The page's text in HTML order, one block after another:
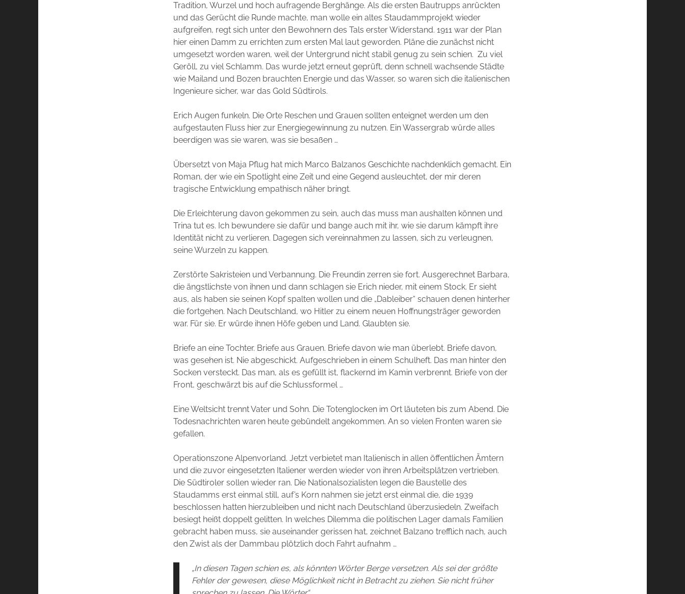
Tradition, Wurzel und hoch aufragende Berghänge. Als die ersten Bautrupps anrückten
und das Gerücht die Runde machte, man wolle ein altes Staudammprojekt wieder
aufgreifen, regt sich unter den Bewohnern des Tals erster Widerstand. 1911 war der Plan
hier einen Damm zu errichten zum ersten Mal laut geworden. Pläne die zunächst nicht
umgesetzt worden waren, weil der Untergrund nicht stabil genug zu sein schien. Zu viel
Geröll, zu viel Schlamm. Das wurde jetzt erneut geprüft, denn schnell wachsende Städte
wie Mailand und Bozen brauchten Energie und das Wasser, so waren sich die italienischen
Ingenieure sicher, war das Gold Südtirols.
Erich Augen funkeln. Die Orte Reschen und Grauen sollten enteignet werden um den
aufgestauten Fluss hier zur Energiegewinnung zu nutzen. Ein Wassergrab würde alles
beerdigen was sie waren, was sie besaßen …
Übersetzt von Maja Pflug hat mich Marco Balzanos Geschichte nachdenklich gemacht. Ein
Roman, der wie ein Spotlight eine Zeit und eine Gegend ausleuchtet, der mir deren
tragische Entwicklung empathisch näher bringt.
Die Erleichterung davon gekommen zu sein, auch das muss man aushalten können und
Trina tut es. Ich bewundere sie dafür und bange auch mit ihr, wie sie darum kämpft ihre
Identität nicht zu verlieren. Dagegen sich vereinnahmen zu lassen, sich zu verleugnen,
seine Wurzeln zu kappen.
Zerstörte Sakristeien und Verbannung. Die Freundin zerren sie fort. Ausgerechnet Barbara,
die ängstlichste von ihnen und dann schlagen sie Erich nieder, mit einem Stock. Er sieht
aus, als haben sie seinen Kopf spalten wollen und die „Dableiber“ schauen denen hinterher
die fortgehen. Nach Deutschland, wo Hitler zu einem neuen Hoffnungsträger geworden
war. Für sie. Er würde ihnen Höfe geben und Land. Glaubten sie.
Briefe an eine Tochter. Briefe aus Grauen. Briefe davon wie man überlebt. Briefe davon,
was gesehen ist. Nie abgeschickt. Aufgeschrieben in einem Schulheft. Das man hinter den
Socken versteckt. Das man, als es gefüllt ist, flackernd im Kamin verbrennt. Briefe von der
Front, geschwärzt bis auf die Schlussformel …
Eine Weltsicht trennt Vater und Sohn. Die Totenglocken im Ort läuteten bis zum Abend. Die
Todesnachrichten waren heute gebündelt angekommen. An so vielen Fronten waren sie
gefallen.
Operationszone Alpenvorland. Jetzt verbietet man Italienisch in allen öffentlichen Ämtern
und die zuvor eingesetzten Italiener werden wieder von ihren Arbeitsplätzen vertrieben.
Die Südtiroler sollen wieder ran. Die Nationalsozialisten legen die Baustelle des
Staudamms erst einmal still, auf’s Korn nahmen sie jetzt erst einmal die, die 1939
beschlossen hatten hierzubleiben und nicht nach Deutschland überzusiedeln. Zweifach
besiegt heißt doppelt gelitten. In welches Dilemma die politischen Lager damals Familien
gebracht haben muss, sie auseinander gerissen hat, zeichnet Balzano trefflich nach, auch
den Zwist als der Dammbau plötzlich doch Fahrt aufnahm …
„In diesen Tagen schien es, als könnten Wörter Berge versetzen. Als sei der größte
Fehler der gewesen, diese Möglichkeit nicht in Betracht zu ziehen. Sie nicht früher